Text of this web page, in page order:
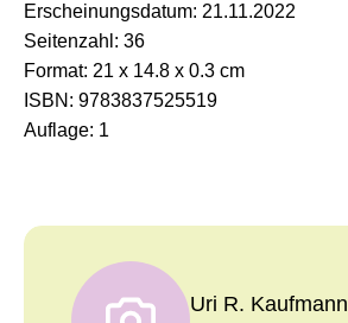
Erscheinungsdatum: 21.11.2022
Seitenzahl: 36
Format: 21 x 14.8 x 0.3 cm
ISBN: 9783837525519
Auflage: 1
Uri R. Kaufmann